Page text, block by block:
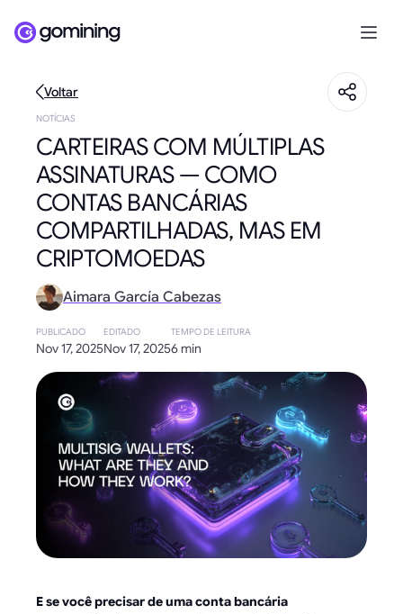
Voltar
NOTÍCIAS
CARTEIRAS COM MÚLTIPLAS
ASSINATURAS — COMO
CONTAS BANCÁRIAS
COMPARTILHADAS, MAS EM
CRIPTOMOEDAS
Aimara García Cabezas
PUBLICADO
Nov 17, 2025
EDITADO
Nov 17, 2025
TEMPO DE LEITURA
6 min
E se você precisar de uma conta bancária